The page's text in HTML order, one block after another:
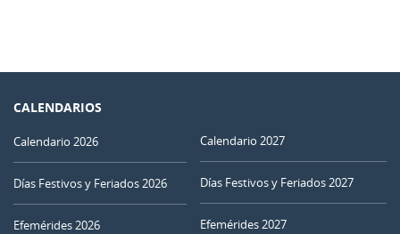
CALENDARIOS
Calendario 2026
Días Festivos y Feriados 2026
Efemérides 2026
Calendario 2027
Días Festivos y Feriados 2027
Efemérides 2027